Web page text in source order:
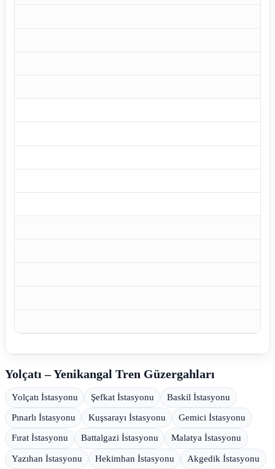
Yolçatı – Yenikangal Tren Güzergahları
Yolçatı İstasyonu Şefkat İstasyonu Baskil İstasyonu
Pınarlı İstasyonu Kuşsarayı İstasyonu Gemici İstasyonu
Fırat İstasyonu Battalgazi İstasyonu Malatya İstasyonu
Yazıhan İstasyonu Hekimhan İstasyonu Akgedik İstasyonu